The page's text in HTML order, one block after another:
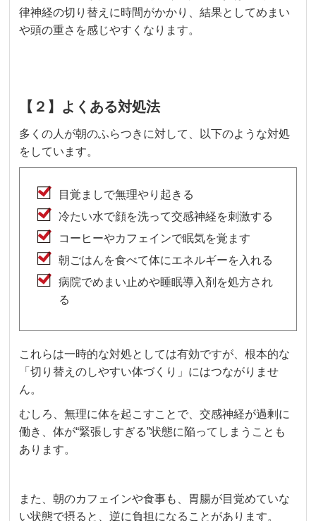
律神経の切り替えに時間がかかり、結果としてめまい
や頭の重さを感じやすくなります。
【２】よくある対処法
多くの人が朝のふらつきに対して、以下のような対処
をしています。
目覚ましで無理やり起きる
冷たい水で顔を洗って交感神経を刺激する
コーヒーやカフェインで眠気を覚ます
朝ごはんを食べて体にエネルギーを入れる
病院でめまい止めや睡眠導入剤を処方され
る
これらは一時的な対処としては有効ですが、根本的な
「切り替えのしやすい体づくり」にはつながりませ
ん。
むしろ、無理に体を起こすことで、交感神経が過剰に
働き、体が“緊張しすぎる”状態に陥ってしまうことも
あります。
また、朝のカフェインや食事も、胃腸が目覚めていな
い状態で摂ると、逆に負担になることがあります。